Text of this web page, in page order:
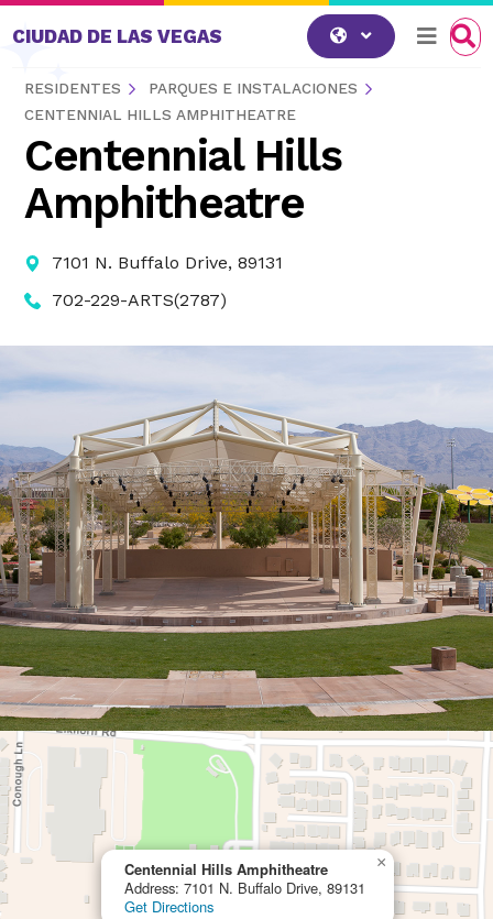
Saltar al contenido
CIUDAD DE LAS VEGAS
RESIDENTES
PARQUES E INSTALACIONES
CENTENNIAL HILLS AMPHITHEATRE
Centennial Hills
Amphitheatre
7101 N. Buffalo Drive, 89131
702-229-ARTS(2787)
Centennial Hills Amphitheatre
Address: 7101 N. Buffalo Drive, 89131
Get Directions
×